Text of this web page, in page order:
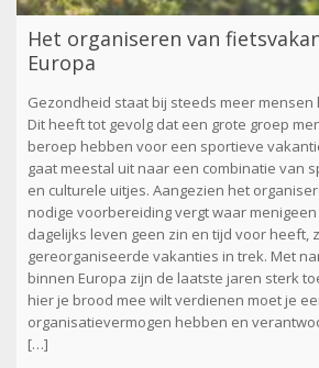
Het organiseren van
Europa
Gezondheid staat bij steeds meer mensen
Dit heeft tot gevolg dat een grote groep
beroep hebben voor een sportieve
gaat meestal uit naar een combinatie van
en culturele uitjes. Aangezien het
nodige voorbereiding vergt waar
dagelijks leven geen zin en tijd voor heeft,
gereorganiseerde vakanties in trek. Met
binnen Europa zijn de laatste jaren sterk
hier je brood mee wilt verdienen moet je
organisatievermogen hebben en
[…]